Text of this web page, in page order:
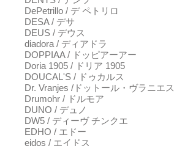
DePetrillo / デ ペトリロ
DESA / デサ
DEUS / デウス
diadora / ディアドラ
DOPPIAA / ドッピアーアー
Doria 1905 / ドリア 1905
DOUCAL'S / ドゥカルス
Dr. Vranjes /ドットール・ヴラニエス
Drumohr / ドルモア
DUNO / デュノ
DW5 / ディーヴ チンクエ
EDHO / エドー
eidos / エイドス